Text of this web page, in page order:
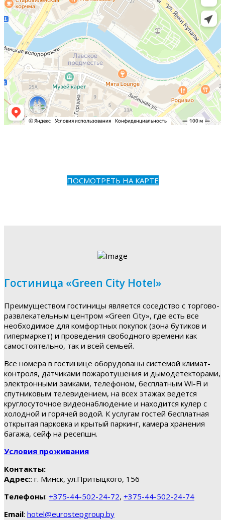
ПОСМОТРЕТЬ НА КАРТЕ
Гостиница «Green City Hotel»
Преимуществом гостиницы является соседство с торгово-
развлекательным центром «Green City», где есть все
необходимое для комфортных покупок (зона бутиков и
гипермаркет) и проведения свободного времени как
самостоятельно, так и всей семьей.
Все номера в гостинице оборудованы системой климат-
контроля, датчиками пожаротушения и дымодетекторами,
электронными замками, телефоном, бесплатным Wi-Fi и
спутниковым телевидением, на всех этажах ведется
круглосуточное видеонаблюдение и находится кулер с
холодной и горячей водой. К услугам гостей бесплатная
открытая парковка и крытый паркинг, камера хранения
багажа, сейф на ресепшн.
Условия проживания
Контакты:
Адрес:: г. Минск, ул.Притыцкого, 156
Телефоны: +375-44-502-24-72, +375-44-502-24-74
Email: hotel@eurostepgroup.by